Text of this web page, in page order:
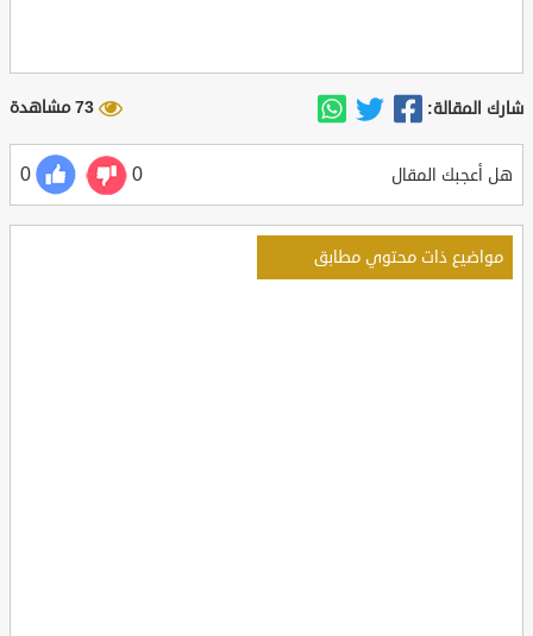
شارك المقالة: 73 مشاهدة
هل أعجبك المقال 0
0
مواضيع ذات محتوي مطابق